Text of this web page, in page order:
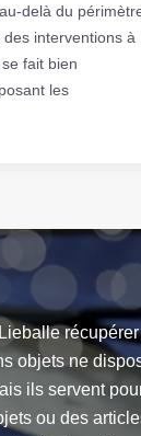
delà du
interventions à
fait bien
les
objets ne
ils servent
ou des